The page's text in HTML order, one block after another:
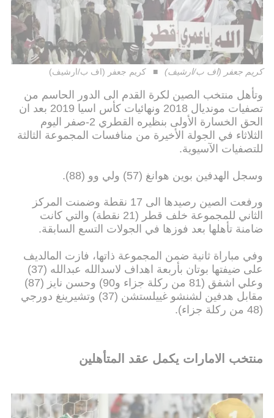
كريم جعفر (اف ب/ارشيف) كريم جعفر (اف ب/ارشيف)
وتأهل منتخب الصين لكرة القدم الى الدور الحاسم من
تصفيات مونديال 2018 ونهائيات كأس اسيا 2019 بعد ان
الحق الخسارة الأولى بنظيره القطري 2-صفر اليوم
الثلاثاء في الجولة الأخيرة من منافسات المجموعة الثالثة
للتصفيات الآسيوية.
وسجل الهدفين بوين هوانغ (57) ولي وو (88).
ورفعت الصين رصيدها الى 17 نقطة وضمنت المركز
الثاني للمجموعة خلف قطر (21 نقطة) والتي كانت
ضامنة تأهلها بعد فوزها في الجولات التسع السابقة.
وفي مباراة ثانية ضمن المجموعة ذاتها، فازت المالديف
على ضيفتها بوتان بأربعة اهداف لاسدالله عبدالله (37)
وعلي اشفق (81 من ركلة جزاء و90) وحسن نايز (87)
مقابل هدفين لشنشو غييلستشن (37) وتشيرينغ دورجي
(48 من ركلة جزاء).
منتخب الامارات يكمل عقد المتأهلين